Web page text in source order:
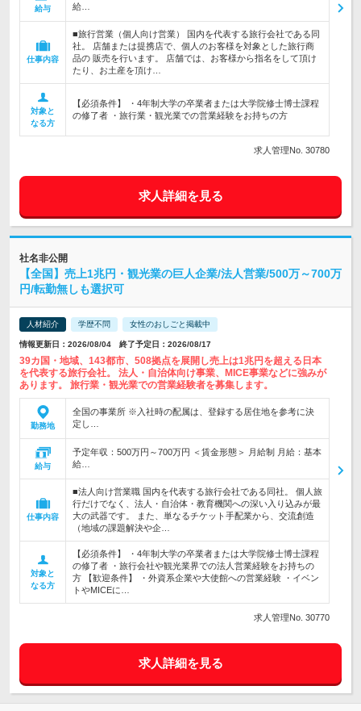
給与
給…
仕事内容
■旅行営業（個人向け営業） 国内を代表する旅行会社である同
社。 店舗または提携店で、個人のお客様を対象とした旅行商
品の 販売を行います。 店舗では、お客様から指名をして頂け
たり、お土産を頂け…
対象と
なる方
【必須条件】 ・4年制大学の卒業者または大学院修士博士課程
の修了者 ・旅行業・観光業での営業経験をお持ちの方
求人管理No. 30780
求人詳細を見る
社名非公開
【全国】売上1兆円・観光業の巨人企業/法人営業/500万～700万
円/転勤無しも選択可
人材紹介 学歴不問 女性のおしごと掲載中
情報更新日：2026/08/04 終了予定日：2026/08/17
39カ国・地域、143都市、508拠点を展開し売上は1兆円を超える日本
を代表する旅行会社。 法人・自治体向け事業、MICE事業などに強みが
あります。 旅行業・観光業での営業経験者を募集します。
勤務地
全国の事業所 ※入社時の配属は、登録する居住地を参考に決
定し…
給与
予定年収：500万円～700万円 ＜賃金形態＞ 月給制 月給：基本
給…
仕事内容
■法人向け営業職 国内を代表する旅行会社である同社。 個人旅
行だけでなく、法人・自治体・教育機関への深い入り込みが最
大の武器です。 また、単なるチケット手配業から、交流創造
（地域の課題解決や企…
対象と
なる方
【必須条件】 ・4年制大学の卒業者または大学院修士博士課程
の修了者 ・旅行会社や観光業界での法人営業経験をお持ちの
方 【歓迎条件】 ・外資系企業や大使館への営業経験 ・イベン
トやMICEに…
求人管理No. 30770
求人詳細を見る